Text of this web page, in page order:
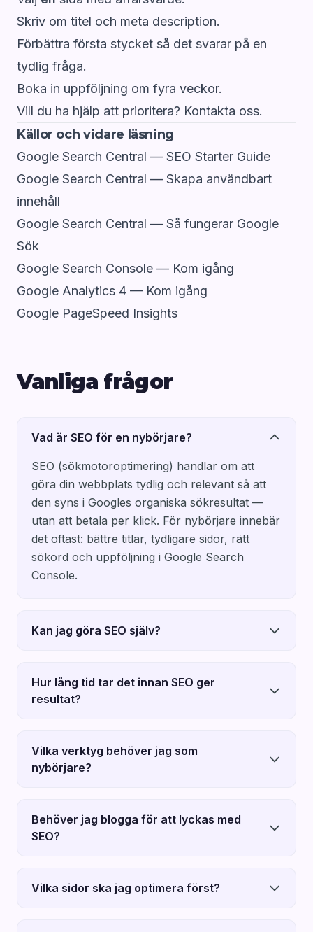
Skriv om titel och meta description.
Förbättra första stycket så det svarar på en
tydlig fråga.
Boka in uppföljning om fyra veckor.
Vill du ha hjälp att prioritera? Kontakta oss.
Källor och vidare läsning
Google Search Central — SEO Starter Guide
Google Search Central — Skapa användbart
innehåll
Google Search Central — Så fungerar Google
Sök
Google Search Console — Kom igång
Google Analytics 4 — Kom igång
Google PageSpeed Insights
Vanliga frågor
Vad är SEO för en nybörjare?
SEO (sökmotoroptimering) handlar om att
göra din webbplats tydlig och relevant så att
den syns i Googles organiska sökresultat —
utan att betala per klick. För nybörjare innebär
det oftast: bättre titlar, tydligare sidor, rätt
sökord och uppföljning i Google Search
Console.
Kan jag göra SEO själv?
Hur lång tid tar det innan SEO ger
resultat?
Vilka verktyg behöver jag som
nybörjare?
Behöver jag blogga för att lyckas med
SEO?
Vilka sidor ska jag optimera först?